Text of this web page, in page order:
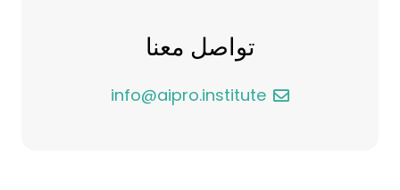
تواصل معنا
info@aipro.institute